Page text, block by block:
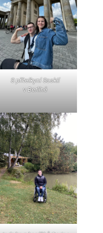
S přítelkyní Saskií
v Berlíně